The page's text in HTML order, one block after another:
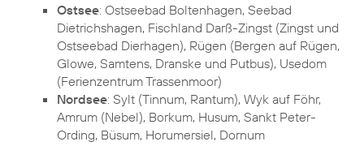
Ostsee: Ostseebad Boltenhagen, Seebad
Dietrichshagen, Fischland Darß-Zingst (Zingst und
Ostseebad Dierhagen), Rügen (Bergen auf Rügen,
Glowe, Samtens, Dranske und Putbus), Usedom
(Ferienzentrum Trassenmoor)
Nordsee: Sylt (Tinnum, Rantum), Wyk auf Föhr,
Amrum (Nebel), Borkum, Husum, Sankt Peter-
Ording, Büsum, Horumersiel, Dornum